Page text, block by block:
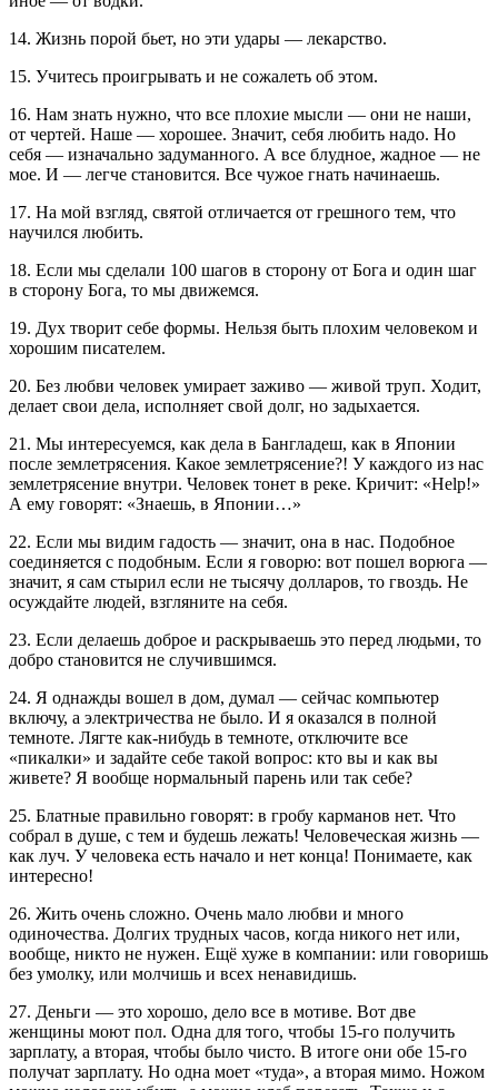
14. Жизнь порой бьет, но эти удары — лекарство.
15. Учитесь проигрывать и не сожалеть об этом.
16. Нам знать нужно, что все плохие мысли — они не наши,
от чертей. Наше — хорошее. Значит, себя любить надо. Но
себя — изначально задуманного. А все блудное, жадное — не
мое. И — легче становится. Все чужое гнать начинаешь.
17. На мой взгляд, святой отличается от грешного тем, что
научился любить.
18. Если мы сделали 100 шагов в сторону от Бога и один шаг
в сторону Бога, то мы движемся.
19. Дух творит себе формы. Нельзя быть плохим человеком и
хорошим писателем.
20. Без любви человек умирает заживо — живой труп. Ходит,
делает свои дела, исполняет свой долг, но задыхается.
21. Мы интересуемся, как дела в Бангладеш, как в Японии
после землетрясения. Какое землетрясение?! У каждого из нас
землетрясение внутри. Человек тонет в реке. Кричит: «Help!»
А ему говорят: «Знаешь, в Японии…»
22. Если мы видим гадость — значит, она в нас. Подобное
соединяется с подобным. Если я говорю: вот пошел ворюга —
значит, я сам стырил если не тысячу долларов, то гвоздь. Не
осуждайте людей, взгляните на себя.
23. Если делаешь доброе и раскрываешь это перед людьми, то
добро становится не случившимся.
24. Я однажды вошел в дом, думал — сейчас компьютер
включу, а электричества не было. И я оказался в полной
темноте. Лягте как-нибудь в темноте, отключите все
«пикалки» и задайте себе такой вопрос: кто вы и как вы
живете? Я вообще нормальный парень или так себе?
25. Блатные правильно говорят: в гробу карманов нет. Что
собрал в душе, с тем и будешь лежать! Человеческая жизнь —
как луч. У человека есть начало и нет конца! Понимаете, как
интересно!
26. Жить очень сложно. Очень мало любви и много
одиночества. Долгих трудных часов, когда никого нет или,
вообще, никто не нужен. Ещё хуже в компании: или говоришь
без умолку, или молчишь и всех ненавидишь.
27. Деньги — это хорошо, дело все в мотиве. Вот две
женщины моют пол. Одна для того, чтобы 15-го получить
зарплату, а вторая, чтобы было чисто. В итоге они обе 15-го
получат зарплату. Но одна моет «туда», а вторая мимо. Ножом